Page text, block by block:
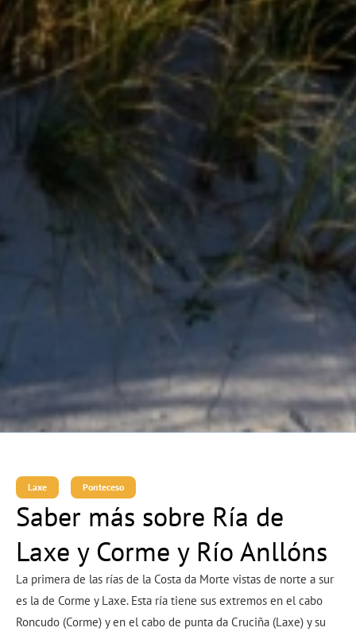
Laxe Ponteceso
Saber más sobre Ría de
Laxe y Corme y Río Anllóns
La primera de las rías de la Costa da Morte vistas de norte a sur
es la de Corme y Laxe. Esta ría tiene sus extremos en el cabo
Roncudo (Corme) y en el cabo de punta da Cruciña (Laxe) y su